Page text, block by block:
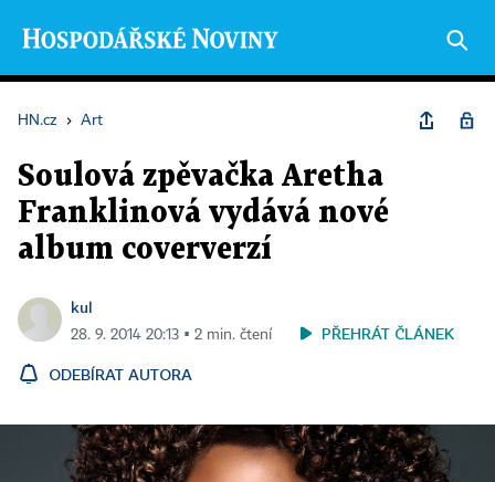
HN.cz › Art
Soulová zpěvačka Aretha
Franklinová vydává nové
album coververzí
kul
28. 9. 2014 20:13 ▪ 2 min. čtení PŘEHRÁT ČLÁNEK
ODEBÍRAT AUTORA